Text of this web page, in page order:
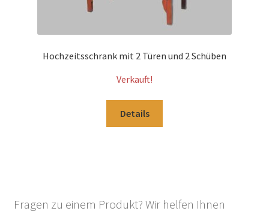
Hochzeitsschrank mit 2 Türen und 2 Schüben
Verkauft!
Details
Fragen zu einem Produkt? Wir helfen Ihnen